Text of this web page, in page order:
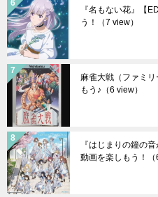
『名もない花』【
う！
（7 view）
麻雀大戦（ファミ
もう♪ （6 view）
『はじまりの鐘の
動画を楽しもう！